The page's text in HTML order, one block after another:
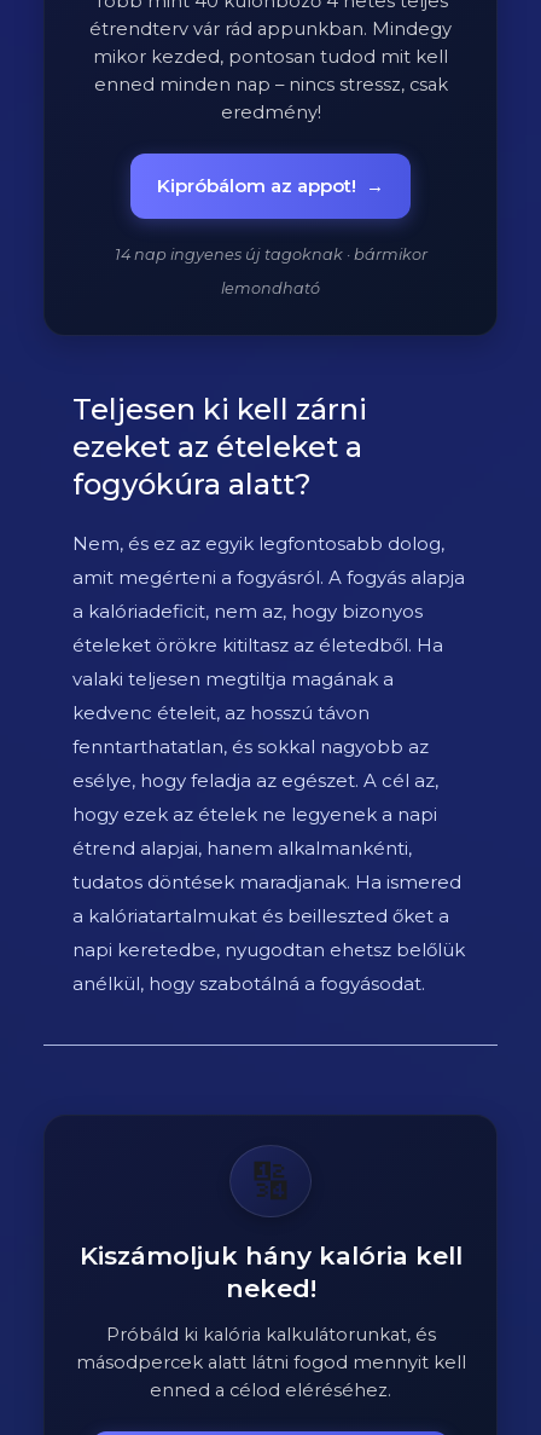
étrendterv vár rád appunkban. Mindegy
mikor kezded, pontosan tudod mit kell
enned minden nap – nincs stressz, csak
eredmény!
Kipróbálom az appot! →
14 nap ingyenes új tagoknak · bármikor
lemondható
Teljesen ki kell zárni
ezeket az ételeket a
fogyókúra alatt?
Nem, és ez az egyik legfontosabb dolog,
amit megérteni a fogyásról. A fogyás alapja
a kalóriadeficit, nem az, hogy bizonyos
ételeket örökre kitiltasz az életedből. Ha
valaki teljesen megtiltja magának a
kedvenc ételeit, az hosszú távon
fenntarthatatlan, és sokkal nagyobb az
esélye, hogy feladja az egészet. A cél az,
hogy ezek az ételek ne legyenek a napi
étrend alapjai, hanem alkalmankénti,
tudatos döntések maradjanak. Ha ismered
a kalóriatartalmukat és beilleszted őket a
napi keretedbe, nyugodtan ehetsz belőlük
anélkül, hogy szabotálná a fogyásodat.
🔢
Kiszámoljuk hány kalória kell
neked!
Próbáld ki kalória kalkulátorunkat, és
másodpercek alatt látni fogod mennyit kell
enned a célod eléréséhez.